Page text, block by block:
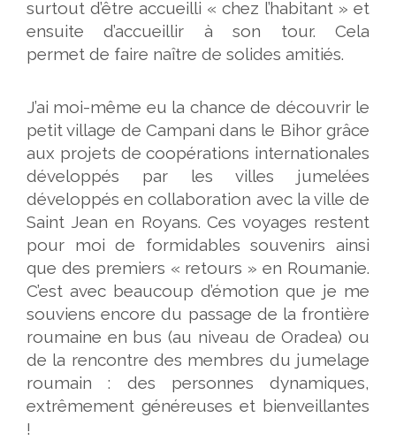
surtout d’être accueilli « chez l’habitant » et
ensuite d’accueillir à son tour. Cela
permet de faire naître de solides amitiés.
J’ai moi-même eu la chance de découvrir le
petit village de Campani dans le Bihor grâce
aux projets de coopérations internationales
développés par les villes jumelées
développés en collaboration avec la ville de
Saint Jean en Royans. Ces voyages restent
pour moi de formidables souvenirs ainsi
que des premiers « retours » en Roumanie.
C’est avec beaucoup d’émotion que je me
souviens encore du passage de la frontière
roumaine en bus (au niveau de Oradea) ou
de la rencontre des membres du jumelage
roumain : des personnes dynamiques,
extrêmement généreuses et bienveillantes
!